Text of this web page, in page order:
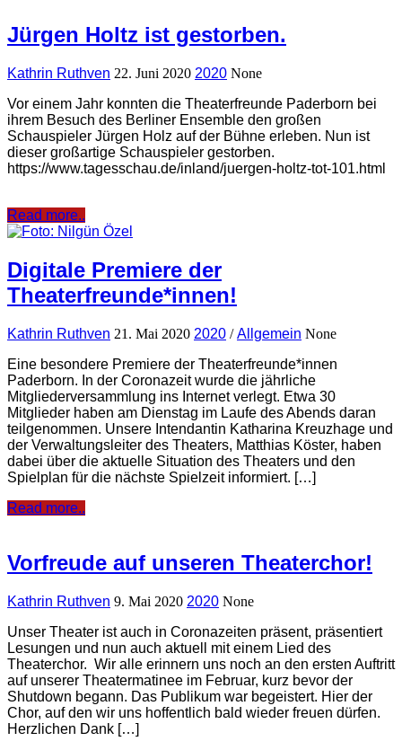
Jürgen Holtz ist gestorben.
Kathrin Ruthven 22. Juni 2020 2020 None
Vor einem Jahr konnten die Theaterfreunde Paderborn bei
ihrem Besuch des Berliner Ensemble den großen
Schauspieler Jürgen Holz auf der Bühne erleben. Nun ist
dieser großartige Schauspieler gestorben.
https://www.tagesschau.de/inland/juergen-holtz-tot-101.html
Read more..
Digitale Premiere der
Theaterfreunde*innen!
Kathrin Ruthven 21. Mai 2020 2020 /Allgemein None
Eine besondere Premiere der Theaterfreunde*innen
Paderborn. In der Coronazeit wurde die jährliche
Mitgliederversammlung ins Internet verlegt. Etwa 30
Mitglieder haben am Dienstag im Laufe des Abends daran
teilgenommen. Unsere Intendantin Katharina Kreuzhage und
der Verwaltungsleiter des Theaters, Matthias Köster, haben
dabei über die aktuelle Situation des Theaters und den
Spielplan für die nächste Spielzeit informiert. […]
Read more..
Vorfreude auf unseren Theaterchor!
Kathrin Ruthven 9. Mai 2020 2020 None
Unser Theater ist auch in Coronazeiten präsent, präsentiert
Lesungen und nun auch aktuell mit einem Lied des
Theaterchor. Wir alle erinnern uns noch an den ersten Auftritt
auf unserer Theatermatinee im Februar, kurz bevor der
Shutdown begann. Das Publikum war begeistert. Hier der
Chor, auf den wir uns hoffentlich bald wieder freuen dürfen.
Herzlichen Dank […]